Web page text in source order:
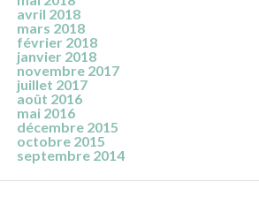
avril 2018
mars 2018
février 2018
janvier 2018
novembre 2017
juillet 2017
août 2016
mai 2016
décembre 2015
octobre 2015
septembre 2014